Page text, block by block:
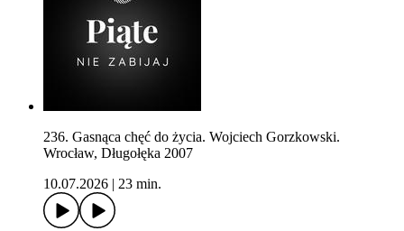
236. Gasnąca chęć do życia. Wojciech Gorzkowski.
Wrocław, Długołęka 2007
10.07.2026
23 min.